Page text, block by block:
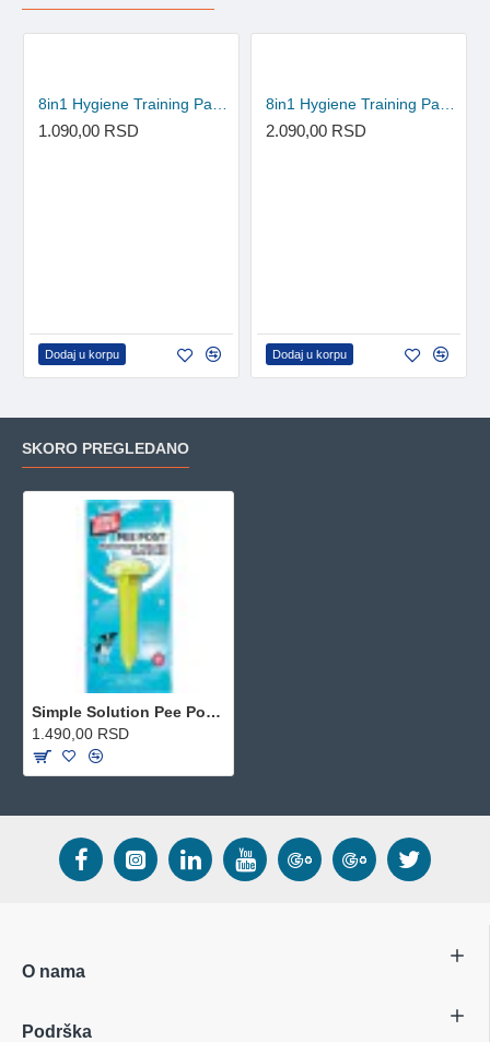
1.090,00 RSD
Dodaj u korpu
2.090,00 RSD
Dodaj u korpu
SKORO PREGLEDANO
Simple Solution Pee Post - feromonski stubić za vršenje nužde u dvorištu
1.490,00 RSD
O nama
Podrška